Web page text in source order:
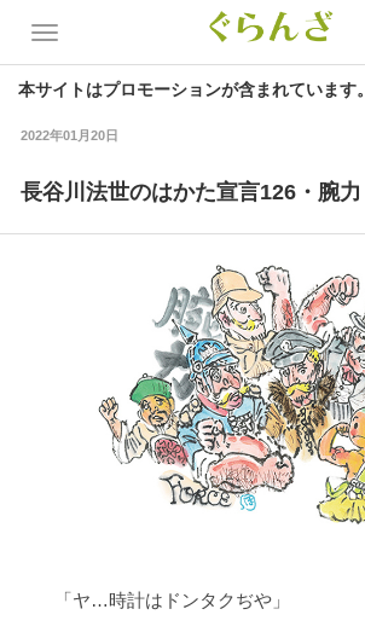
本サイトはプロモーションが含まれています。
2022年01月20日
長谷川法世のはかた宣言126・腕力
「ヤ…時計はドンタクぢや」